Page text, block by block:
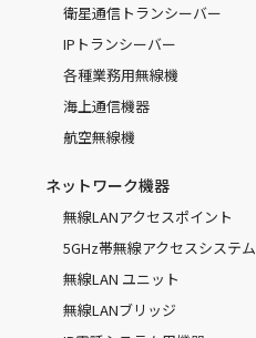
衛星通信トランシーバー
IPトランシーバー
各種業務用無線機
海上通信機器
航空無線機
ネットワーク機器
無線LANアクセスポイント
5GHz帯無線アクセスシステム
無線LAN ユニット
無線LANブリッジ